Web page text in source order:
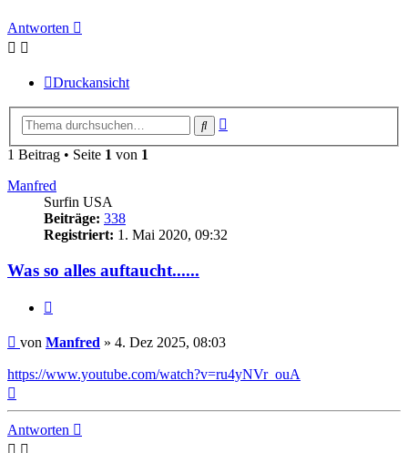
Antworten
Druckansicht
Suche
1 Beitrag • Seite 1 von 1
Manfred
Surfin USA
Beiträge: 338
Registriert: 1. Mai 2020, 09:32
Was so alles auftaucht......
Beitrag
von Manfred » 4. Dez 2025, 08:03
https://www.youtube.com/watch?v=ru4yNVr_ouA
Antworten